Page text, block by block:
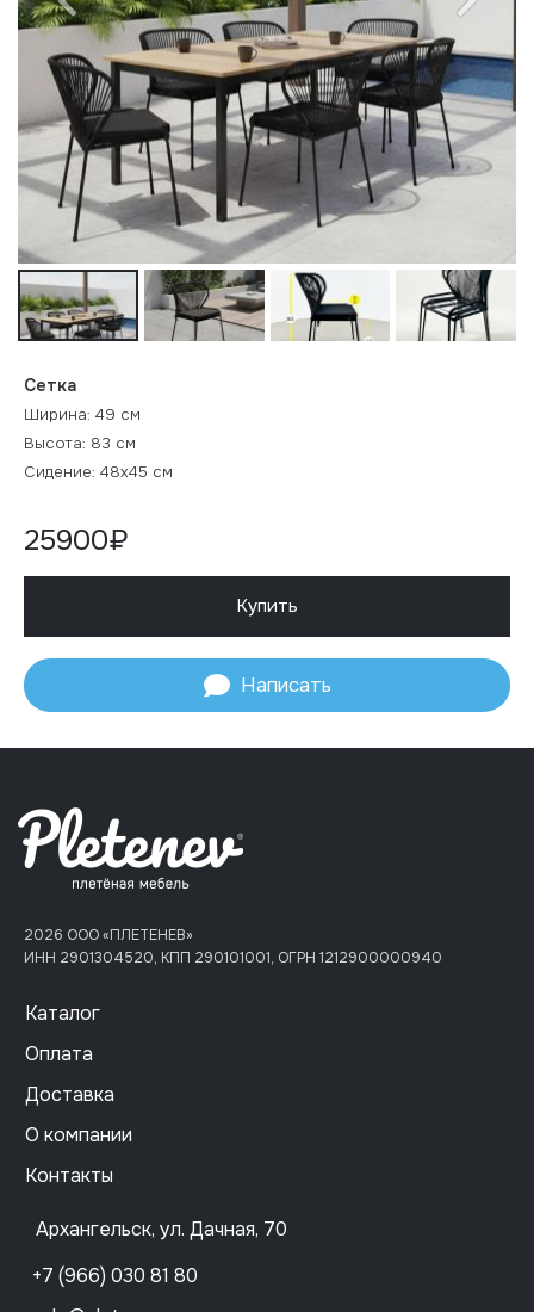
Сетка
Ширина: 49 см
Высота: 83 см
Сидение: 48х45 см
25900₽
Купить
Написать
2026 ООО «ПЛЕТЕНЕВ»
ИНН 2901304520, КПП 290101001, ОГРН 1212900000940
Каталог
Оплата
Доставка
О компании
Контакты
Архангельск, ул. Дачная, 70
+7 (966) 030 81 80